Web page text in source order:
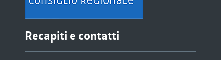
Recapiti e contatti